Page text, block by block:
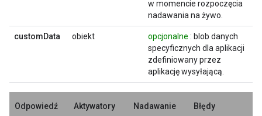
w momencie rozpoczęcia
nadawania na żywo.
customData obiekt opcjonalne : blob danych
specyficznych dla aplikacji
zdefiniowany przez
aplikację wysyłającą.
Odpowiedź Aktywatory Nadawanie Błędy